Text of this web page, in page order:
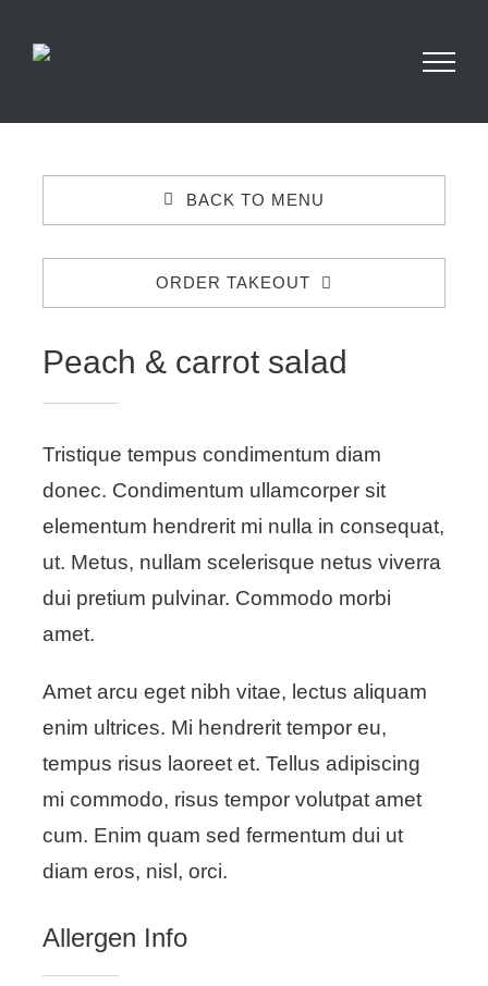
BACK TO MENU
ORDER TAKEOUT
Peach & carrot salad
Tristique tempus condimentum diam
donec. Condimentum ullamcorper sit
elementum hendrerit mi nulla in consequat,
ut. Metus, nullam scelerisque netus viverra
dui pretium pulvinar. Commodo morbi
amet.
Amet arcu eget nibh vitae, lectus aliquam
enim ultrices. Mi hendrerit tempor eu,
tempus risus laoreet et. Tellus adipiscing
mi commodo, risus tempor volutpat amet
cum. Enim quam sed fermentum dui ut
diam eros, nisl, orci.
Allergen Info
geschlossen. Ab dem 26.09 sind wir wieder für